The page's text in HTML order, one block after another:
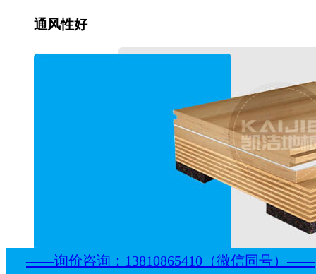
通风性好
——询价咨询：13810865410（微信同号）——